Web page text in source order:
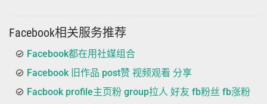
Facebook相关服务推荐
Facebook都在用社媒组合
Facebook 旧作品 post赞 视频观看 分享
Facbook profile主页粉 group拉人 好友 fb粉丝 fb涨粉